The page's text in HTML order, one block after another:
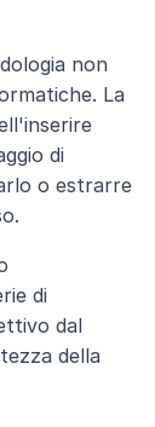
non
La
di
o estrarre
di
dal
della